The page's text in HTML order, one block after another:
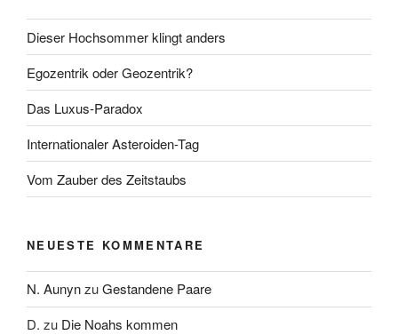
Dieser Hochsommer klingt anders
Egozentrik oder Geozentrik?
Das Luxus-Paradox
Internationaler Asteroiden-Tag
Vom Zauber des Zeitstaubs
NEUESTE KOMMENTARE
N. AunynzuGestandene Paare
D. zu Die Noahs kommen